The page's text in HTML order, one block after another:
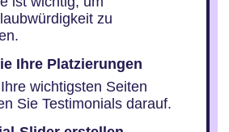
zu
Ihre Platzierungen
wichtigsten Seiten
Sie Testimonials darauf.